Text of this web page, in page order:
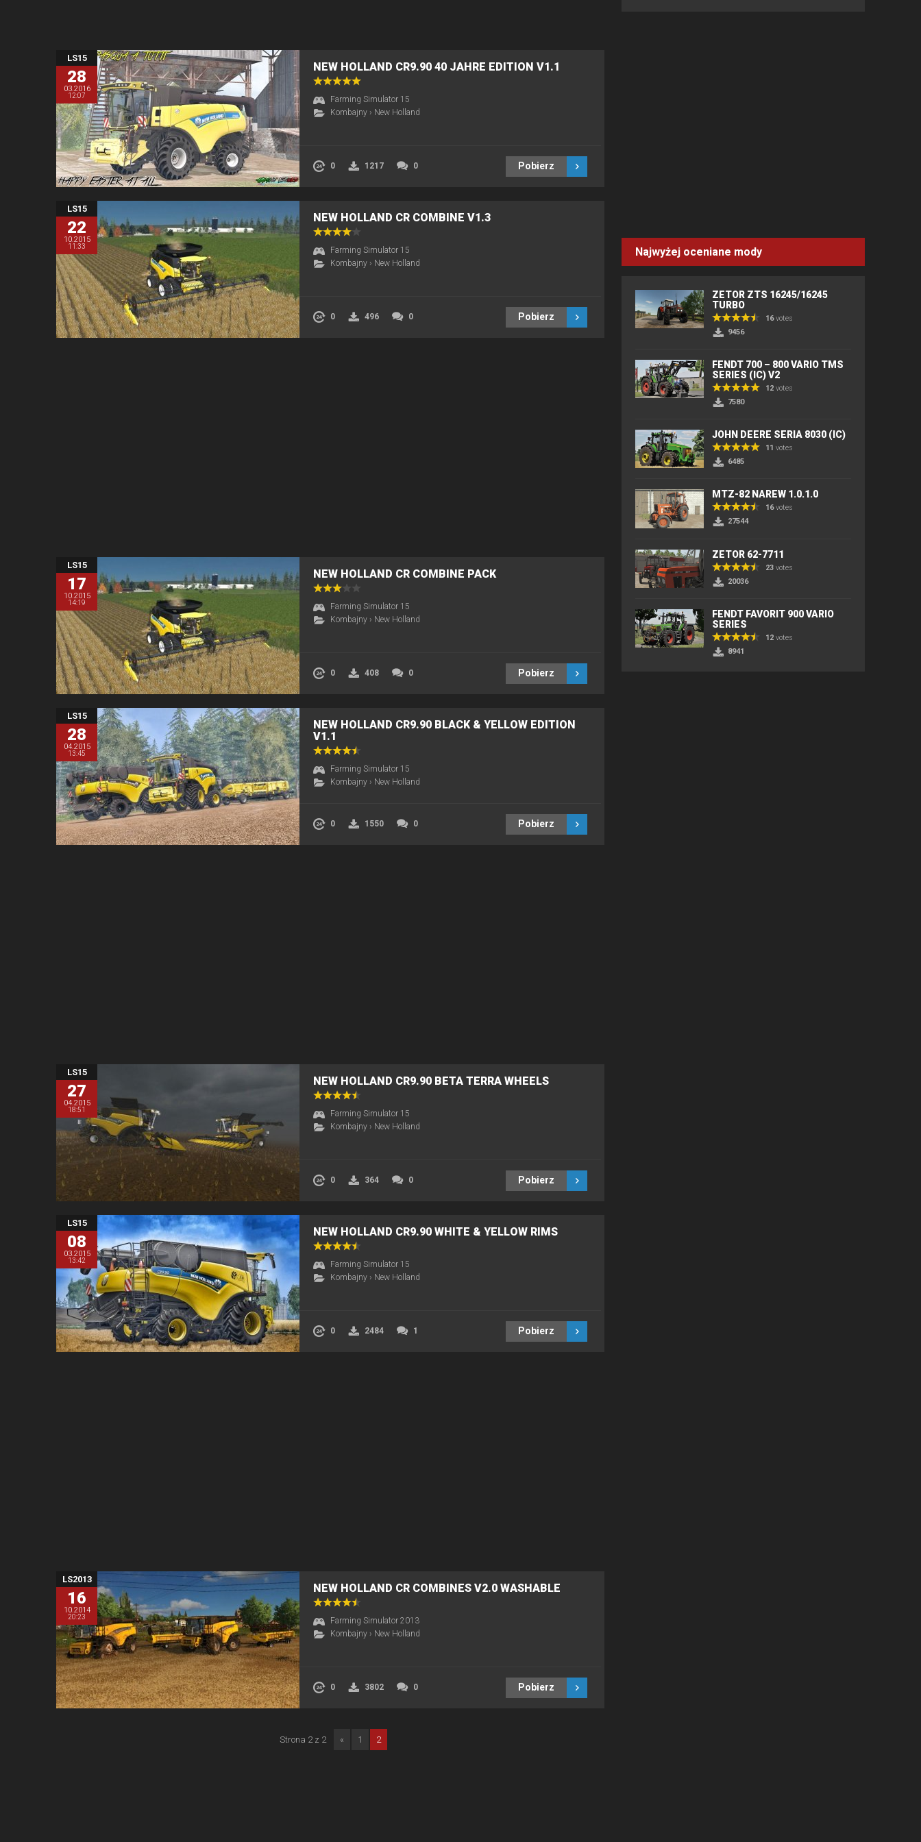
LS15
28
03.2016
12:07
NEW HOLLAND CR9.90 40 JAHRE EDITION V1.1
Farming Simulator 15
Kombajny › New Holland
0 1217 0 Pobierz
LS15
22
10.2015
11:33
NEW HOLLAND CR COMBINE V1.3
Farming Simulator 15
Kombajny › New Holland
0 496 0 Pobierz
LS15
17
10.2015
14:19
NEW HOLLAND CR COMBINE PACK
Farming Simulator 15
Kombajny › New Holland
0 408 0 Pobierz
LS15
28
04.2015
13:45
NEW HOLLAND CR9.90 BLACK & YELLOW EDITION
V1.1
Farming Simulator 15
Kombajny › New Holland
0 1550 0 Pobierz
LS15
27
04.2015
18:51
NEW HOLLAND CR9.90 BETA TERRA WHEELS
Farming Simulator 15
Kombajny › New Holland
0 364 0 Pobierz
LS15
08
03.2015
13:42
NEW HOLLAND CR9.90 WHITE & YELLOW RIMS
Farming Simulator 15
Kombajny › New Holland
0 2484 1 Pobierz
LS2013
16
10.2014
20:23
NEW HOLLAND CR COMBINES V2.0 WASHABLE
Farming Simulator 2013
Kombajny › New Holland
0 3802 0 Pobierz
Strona 2 z 2 « 1 2
Najwyżej oceniane mody
ZETOR ZTS 16245/16245
TURBO
16votes
9456
FENDT 700 – 800 VARIO TMS
SERIES (IC) V2
12 votes
7580
JOHN DEERE SERIA 8030 (IC)
11 votes
6485
MTZ-82 NAREW 1.0.1.0
16votes
27544
ZETOR 62-7711
23 votes
20036
FENDT FAVORIT 900 VARIO
SERIES
12 votes
8941